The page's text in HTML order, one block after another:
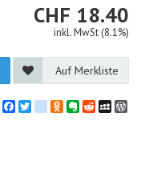
CHF CHF
18.40
inkl. MwSt (8.1%)
Auf Merkliste
PinterestFacebook
Twittergoogle_bookmarks
Odnoklassniki
Evernote
Reddit